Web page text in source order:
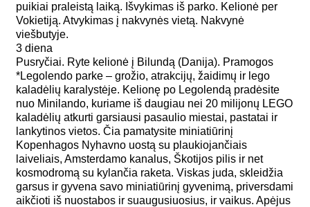
puikiai praleistą laiką. Išvykimas iš parko. Kelionė per
Vokietiją. Atvykimas į nakvynės vietą. Nakvynė
viešbutyje.
3 diena
Pusryčiai. Ryte kelionė į Bilundą (Danija). Pramogos
*Legolendo parke – grožio, atrakcijų, žaidimų ir lego
kaladėlių karalystėje. Kelionę po Legolendą pradėsite
nuo Minilando, kuriame iš daugiau nei 20 milijonų LEGO
kaladėlių atkurti garsiausi pasaulio miestai, pastatai ir
lankytinos vietos. Čia pamatysite miniatiūrinį
Kopenhagos Nyhavno uostą su plaukiojančiais
laiveliais, Amsterdamo kanalus, Škotijos pilis ir net
kosmodromą su kylančia raketa. Viskas juda, skleidžia
garsus ir gyvena savo miniatiūrinį gyvenimą, priversdami
aikčioti iš nuostabos ir suaugusiuosius, ir vaikus. Apėjus